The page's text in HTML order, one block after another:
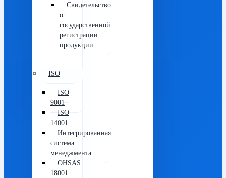
Свидетельство
о
государственной
регистрации
продукции
ISO
ISO
9001
ISO
14001
Интегрированная
система
менеджмента
OHSAS
18001